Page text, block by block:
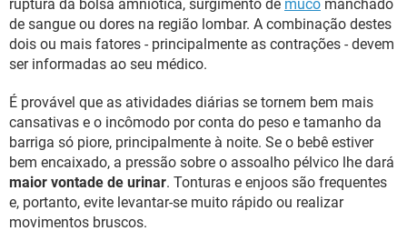
ruptura da bolsa amniótica, surgimento de muco manchado
de sangue ou dores na região lombar. A combinação destes
dois ou mais fatores - principalmente as contrações - devem
ser informadas ao seu médico.
É provável que as atividades diárias se tornem bem mais
cansativas e o incômodo por conta do peso e tamanho da
barriga só piore, principalmente à noite. Se o bebê estiver
bem encaixado, a pressão sobre o assoalho pélvico lhe dará
maior vontade de urinar. Tonturas e enjoos são frequentes
e, portanto, evite levantar-se muito rápido ou realizar
movimentos bruscos.